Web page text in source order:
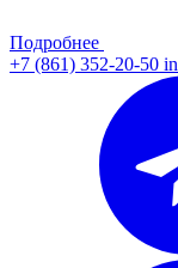
Подробнее
+7 (861) 352-20-50